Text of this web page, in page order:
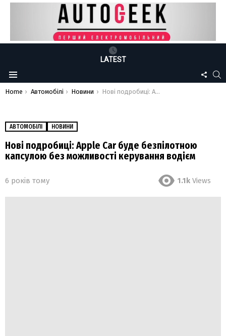
LATEST
Menu
US
You are here:
Home Автомобілі Новини Нові подробиці: Apple Car буде безпілотною капсулою без можливості керування водієм
АВТОМОБІЛІ НОВИНИ
Нові подробиці: Apple Car буде безпілотною
капсулою без можливості керування водієм
6 років тому 1.1k Views